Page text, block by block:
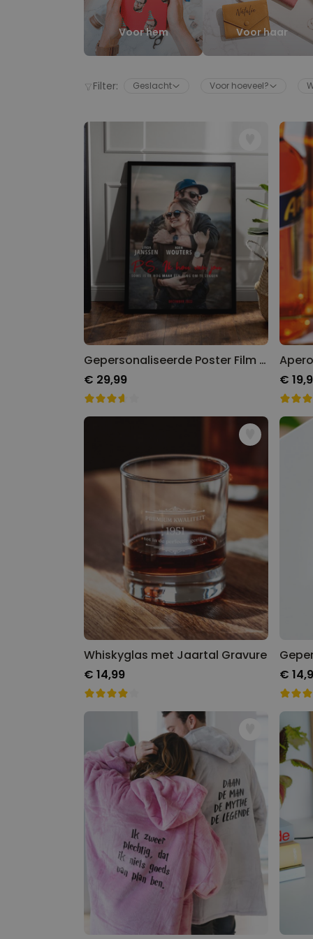
Voor hem Voor haar
Filter: Geslacht Voor hoeveel?
Gepersonaliseerde Poster Film 'PS I Love You'
€ 29,99
€
Whiskyglas met Jaartal Gravure
€ 14,99
€